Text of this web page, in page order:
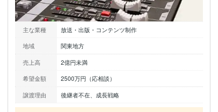
主な業種
放送・出版・コンテンツ制作
地域
関東地方
売上高
2億円未満
希望金額
2500万円（応相談）
譲渡理由
後継者不在、成長戦略